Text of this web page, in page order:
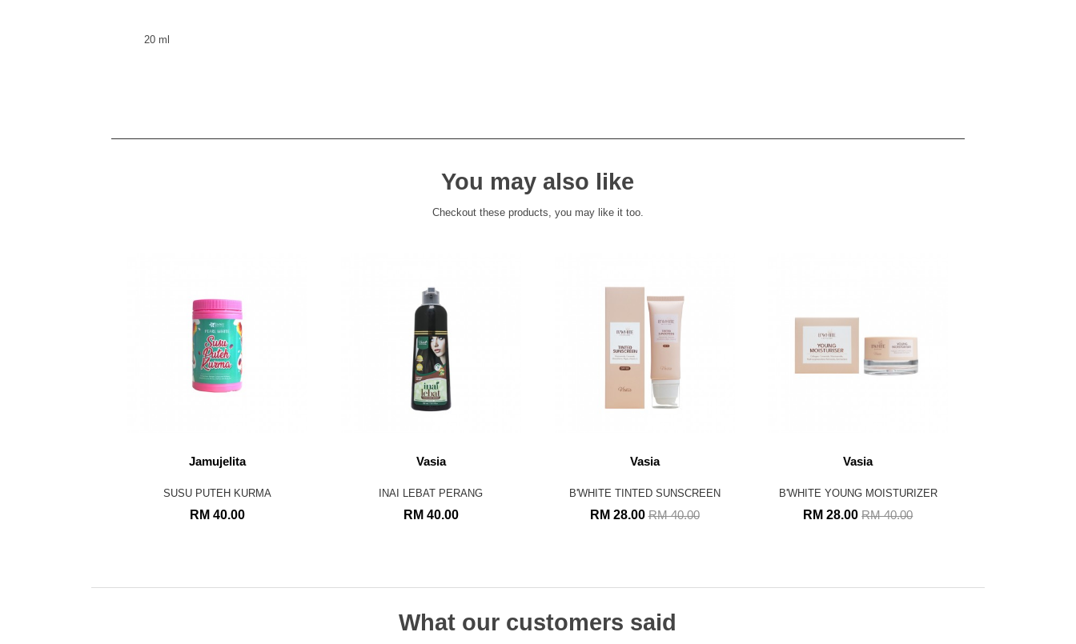
20 ml
You may also like
Checkout these products, you may like it too.
Jamujelita
SUSU PUTEH KURMA
RM 40.00
Vasia
INAI LEBAT PERANG
RM 40.00
Vasia
B'WHITE TINTED SUNSCREEN
RM 28.00RM 40.00
Vasia
B'WHITE YOUNG MOISTURIZER
RM 28.00RM 40.00
What our customers said